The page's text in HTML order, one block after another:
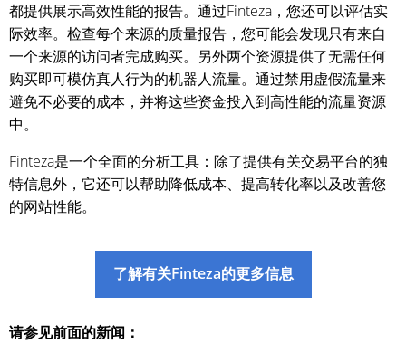
都提供展示高效性能的报告。通过Finteza，您还可以评估实
际效率。检查每个来源的质量报告，您可能会发现只有来自
一个来源的访问者完成购买。另外两个资源提供了无需任何
购买即可模仿真人行为的机器人流量。通过禁用虚假流量来
避免不必要的成本，并将这些资金投入到高性能的流量资源
中。
Finteza是一个全面的分析工具：除了提供有关交易平台的独
特信息外，它还可以帮助降低成本、提高转化率以及改善您
的网站性能。
了解有关Finteza的更多信息
请参见前面的新闻：